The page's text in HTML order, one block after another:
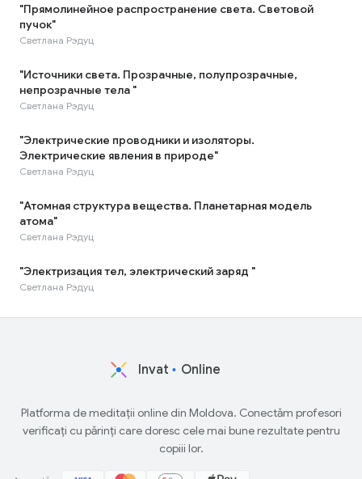
"Прямолинейное распространение света. Световой
пучок"
Светлана Рэдуц
"Источники света. Прозрачные, полупрозрачные,
непрозрачные тела "
Светлана Рэдуц
"Электрические проводники и изоляторы.
Электрические явления в природе"
Светлана Рэдуц
"Атомная структура вещества. Планетарная модель
атома"
Светлана Рэдуц
"Электризация тел, электрический заряд "
Светлана Рэдуц
Invat Online
Platforma de meditații online din Moldova. Conectăm profesori
verificați cu părinți care doresc cele mai bune rezultate pentru
copiii lor.